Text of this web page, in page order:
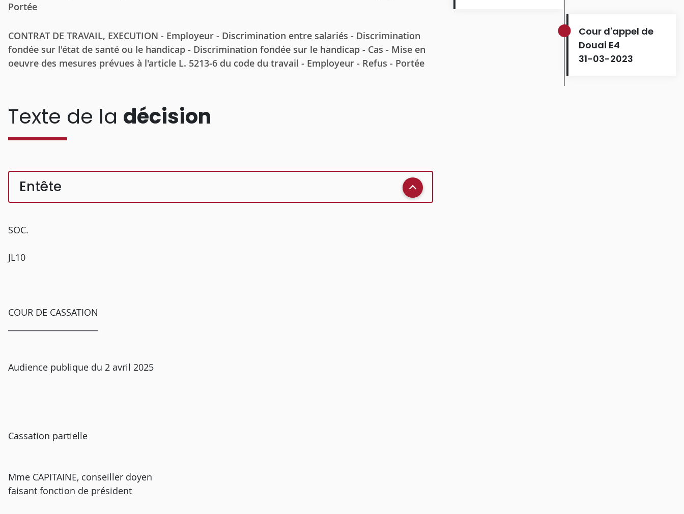
Portée
CONTRAT DE TRAVAIL, EXECUTION - Employeur - Discrimination entre salariés - Discrimination
fondée sur l'état de santé ou le handicap - Discrimination fondée sur le handicap - Cas - Mise en
oeuvre des mesures prévues à l'article L. 5213-6 du code du travail - Employeur - Refus - Portée
Texte de la décision
Entête
SOC.
JL10
COUR DE CASSATION
Audience publique du 2 avril 2025
Cassation partielle
Mme CAPITAINE, conseiller doyen
faisant fonction de président
Cour d'appel de
Douai E4
31-03-2023